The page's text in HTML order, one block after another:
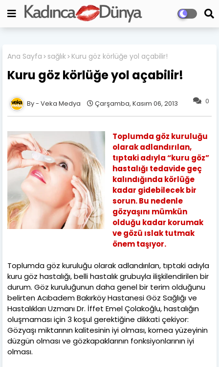
Ana Sayfa sağlık Kuru göz körlüğe yol açabilir!
Kuru göz körlüğe yol açabilir!
0
Veka Medya Çarşamba, Kasım 06, 2013
Toplumda göz kuruluğu
olarak adlandırılan,
tıptaki adıyla “kuru göz”
hastalığı tedavide geç
kalındığında körlüğe
kadar gidebilecek bir
sorun. Bu nedenle
gözyaşını mümkün
olduğu kadar korumak
ve gözü ıslak tutmak
önem taşıyor.
Toplumda göz kuruluğu olarak adlandırılan, tıptaki adıyla
kuru göz hastalığı, belli hastalık grubuyla ilişkilendirilen bir
durum. Göz kuruluğunun daha genel bir terim olduğunu
belirten Acıbadem Bakırköy Hastanesi Göz Sağlığı ve
Hastalıkları Uzmanı Dr. İffet Emel Çolakoğlu, hastalığın
oluşmaması için 3 koşul gerektiğine dikkati çekiyor:
Gözyaşı miktarının kalitesinin iyi olması, kornea yüzeyinin
düzgün olması ve gözkapaklarının fonksiyonlarının iyi
olması.